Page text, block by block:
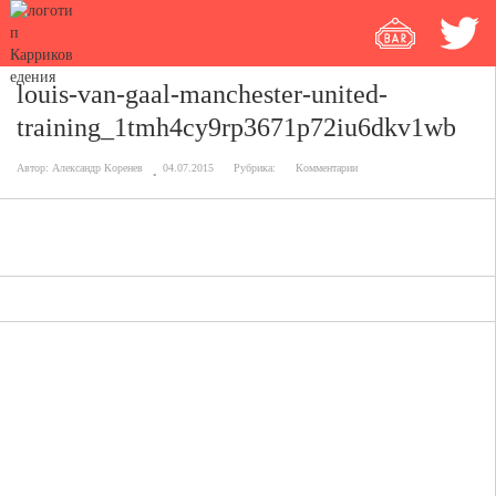
louis-van-gaal-manchester-united-
training_1tmh4cy9rp3671p72iu6dkv1wb
Автор: Александр Коренев 04.07.2015 Рубрика: Комментарии